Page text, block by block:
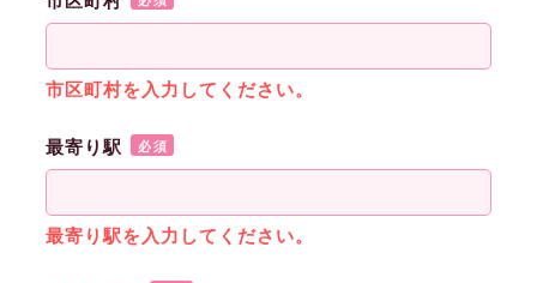
市区町村を入力してください。
最寄り駅 必須
最寄り駅を入力してください。